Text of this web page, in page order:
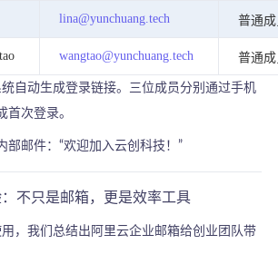
lina@yunchuang.tech 普通
wangtao@yunchuang.tech 普通
自动生成登录链接。三位成员分别通过手机
首次登录。
部邮件：“欢迎加入云创科技！”
不只是邮箱，更是效率工具
，我们总结出阿里云企业邮箱给创业团队带